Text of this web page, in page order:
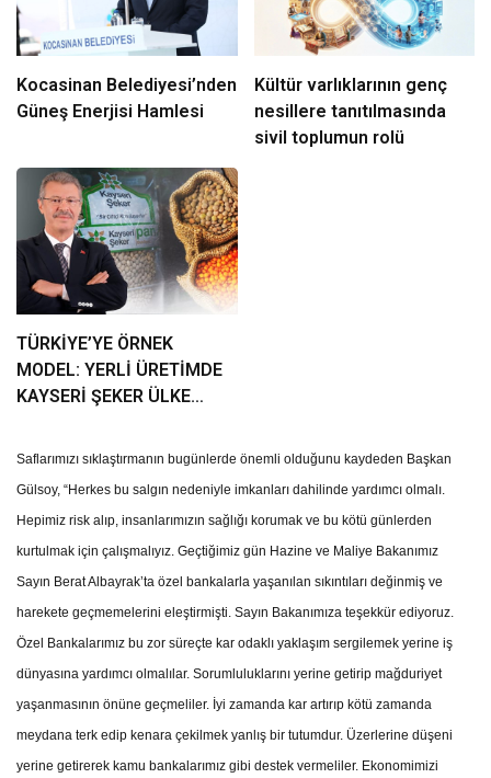
Kocasinan Belediyesi’nden
Güneş Enerjisi Hamlesi
Kültür varlıklarının genç
nesillere tanıtılmasında
sivil toplumun rolü
TÜRKİYE’YE ÖRNEK
MODEL: YERLİ ÜRETİMDE
KAYSERİ ŞEKER ÜLKE
Saflarımızı sıklaştırmanın bugünlerde önemli olduğunu kaydeden Başkan
Gülsoy, “Herkes bu salgın nedeniyle imkanları dahilinde yardımcı olmalı.
Hepimiz risk alıp, insanlarımızın sağlığı korumak ve bu kötü günlerden
kurtulmak için çalışmalıyız. Geçtiğimiz gün Hazine ve Maliye Bakanımız
Sayın Berat Albayrak’ta özel bankalarla yaşanılan sıkıntıları değinmiş ve
harekete geçmemelerini eleştirmişti. Sayın Bakanımıza teşekkür ediyoruz.
Özel Bankalarımız bu zor süreçte kar odaklı yaklaşım sergilemek yerine iş
dünyasına yardımcı olmalılar. Sorumluluklarını yerine getirip mağduriyet
yaşanmasının önüne geçmeliler. İyi zamanda kar artırıp kötü zamanda
meydana terk edip kenara çekilmek yanlış bir tutumdur. Üzerlerine düşeni
yerine getirerek kamu bankalarımız gibi destek vermeliler. Ekonomimizi